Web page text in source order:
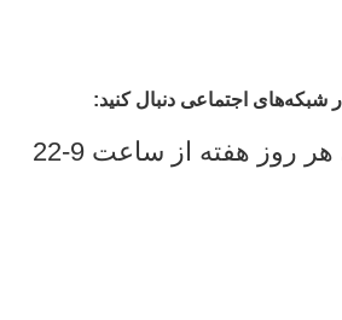
شبکه‌های اجتماعی دنبال کنید:
روز هفته از ساعت 9-22